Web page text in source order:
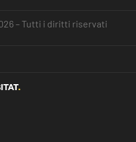
– Tutti i diritti riservati